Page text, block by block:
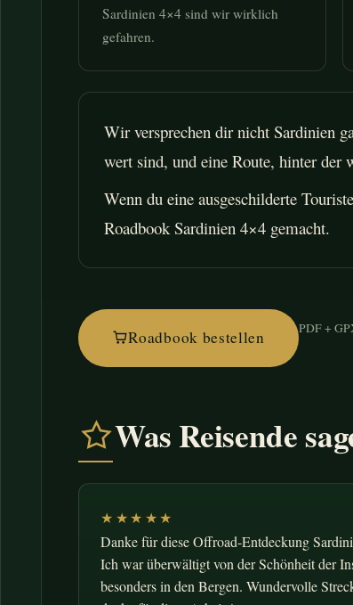
Sardinien 4×4 sind wir wirklich
gefahren.
Wir versprechen dir nicht Sardinien
wert sind, und eine Route, hinter der
Wenn du eine ausgeschilderte
Roadbook Sardinien 4×4 gemacht.
Roadbook bestellen PDF +
Was Reisende
★★★★★
Danke für diese Offroad-Entdeckung
Ich war überwältigt von der Schönheit der
besonders in den Bergen. Wundervolle